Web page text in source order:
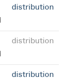
distribution
distribution
distribution